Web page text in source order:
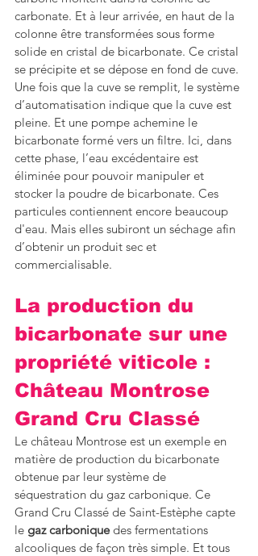
carbonate. Et à leur arrivée, en haut de la
colonne être transformées sous forme
solide en cristal de bicarbonate. Ce cristal
se précipite et se dépose en fond de cuve.
Une fois que la cuve se remplit, le système
d’automatisation indique que la cuve est
pleine. Et une pompe achemine le
bicarbonate formé vers un filtre. Ici, dans
cette phase, l’eau excédentaire est
éliminée pour pouvoir manipuler et
stocker la poudre de bicarbonate. Ces
particules contiennent encore beaucoup
d'eau. Mais elles subiront un séchage afin
d’obtenir un produit sec et
commercialisable.
La production du
bicarbonate sur une
propriété viticole :
Château Montrose
Grand Cru Classé
Le château Montrose est un exemple en
matière de production du bicarbonate
obtenue par leur système de
séquestration du gaz carbonique. Ce
Grand Cru Classé de Saint-Estèphe capte
le gaz carbonique des fermentations
alcooliques de façon très simple. Et tous